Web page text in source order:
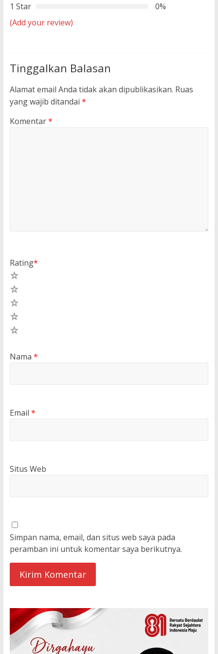
1 Star
0%
(Add your review)
Tinggalkan Balasan
Alamat email Anda tidak akan dipublikasikan. Ruas
yang wajib ditandai *
Komentar*
Rating*
Nama *
Email *
Situs Web
Simpan nama, email, dan situs web saya pada
peramban ini untuk komentar saya berikutnya.